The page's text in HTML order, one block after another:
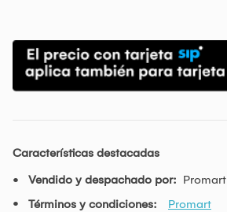
Características destacadas
Vendido y despachado por: Promart
Términos y condiciones:
Promart